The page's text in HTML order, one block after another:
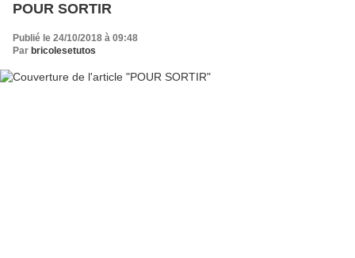
POUR SORTIR
Publié le 24/10/2018 à 09:48
Par bricolesetutos